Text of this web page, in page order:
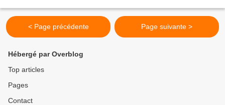
< Page précédente Page suivante >
Hébergé par Overblog
Top articles
Pages
Contact